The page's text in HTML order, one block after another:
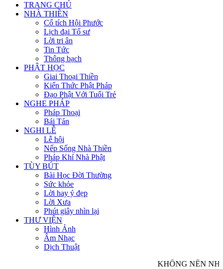
TRANG CHỦ
NHÀ THIỀN
Cổ tích Hội Phước
Lịch đại Tổ sư
Lời tri ân
Tin Tức
Thông bạch
PHẬT HỌC
Giai Thoại Thiền
Kiến Thức Phật Pháp
Đạo Phật Với Tuổi Trẻ
NGHE PHÁP
Pháp Thoại
Bái Tán
NGHI LỄ
Lễ hội
Nếp Sống Nhà Thiền
Pháp Khí Nhà Phật
TÙY BÚT
Bài Học Đời Thường
Sức khỏe
Lời hay ý đẹp
Lời Xưa
Phút giây nhìn lại
THƯ VIỆN
Hình Ảnh
Âm Nhạc
Dịch Thuật
KHÔNG NÊN